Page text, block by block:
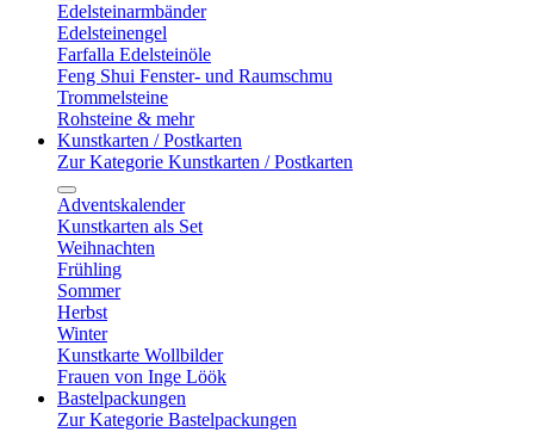
Edelsteinarmbänder
Edelsteinengel
Farfalla Edelsteinöle
Feng Shui Fenster- und Raumschmu
Trommelsteine
Rohsteine & mehr
Kunstkarten / Postkarten
Zur Kategorie Kunstkarten / Postkarten
Adventskalender
Kunstkarten als Set
Weihnachten
Frühling
Sommer
Herbst
Winter
Kunstkarte Wollbilder
Frauen von Inge Löök
Bastelpackungen
Zur Kategorie Bastelpackungen